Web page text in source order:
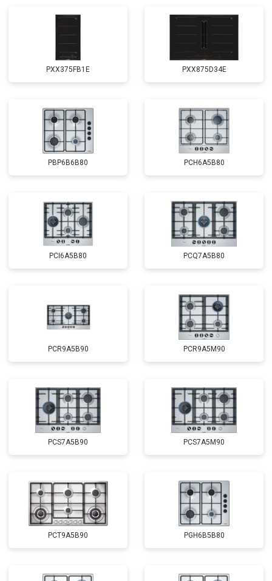
PXX375FB1E PXX875D34E
PBP6B6B80 PCH6A5B80
PCI6A5B80 PCQ7A5B80
PCR9A5B90 PCR9A5M90
PCS7A5B90 PCS7A5M90
PCT9A5B90 PGH6B5B80